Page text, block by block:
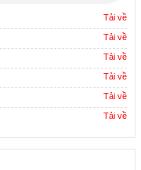
Tải về
Tải về
Tải về
Tải về
Tải về
Tải về